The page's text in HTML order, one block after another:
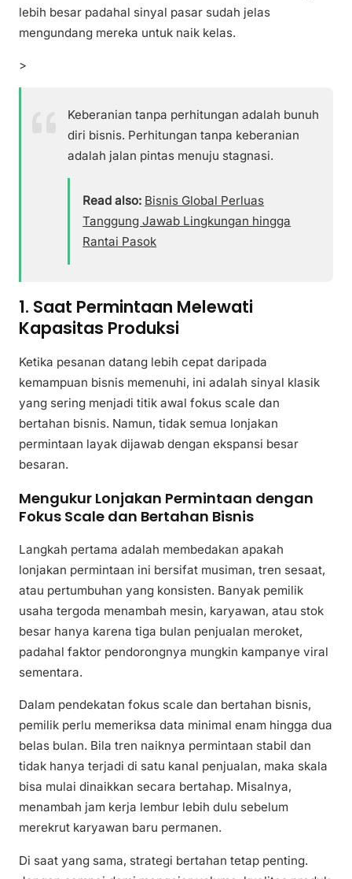
lebih besar padahal sinyal pasar sudah jelas
mengundang mereka untuk naik kelas.
>
Keberanian tanpa perhitungan adalah bunuh
diri bisnis. Perhitungan tanpa keberanian
adalah jalan pintas menuju stagnasi.
Read also: Bisnis Global Perluas
Tanggung Jawab Lingkungan hingga
Rantai Pasok
1. Saat Permintaan Melewati
Kapasitas Produksi
Ketika pesanan datang lebih cepat daripada
kemampuan bisnis memenuhi, ini adalah sinyal klasik
yang sering menjadi titik awal fokus scale dan
bertahan bisnis. Namun, tidak semua lonjakan
permintaan layak dijawab dengan ekspansi besar
besaran.
Mengukur Lonjakan Permintaan dengan
Fokus Scale dan Bertahan Bisnis
Langkah pertama adalah membedakan apakah
lonjakan permintaan ini bersifat musiman, tren sesaat,
atau pertumbuhan yang konsisten. Banyak pemilik
usaha tergoda menambah mesin, karyawan, atau stok
besar hanya karena tiga bulan penjualan meroket,
padahal faktor pendorongnya mungkin kampanye viral
sementara.
Dalam pendekatan fokus scale dan bertahan bisnis,
pemilik perlu memeriksa data minimal enam hingga dua
belas bulan. Bila tren naiknya permintaan stabil dan
tidak hanya terjadi di satu kanal penjualan, maka skala
bisa mulai dinaikkan secara bertahap. Misalnya,
menambah jam kerja lembur lebih dulu sebelum
merekrut karyawan baru permanen.
Di saat yang sama, strategi bertahan tetap penting.